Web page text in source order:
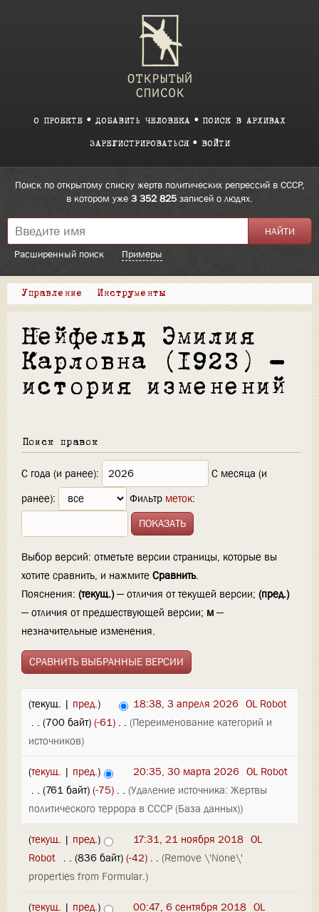
О ПРОЕКТЕ ДОБАВИТЬ ЧЕЛОВЕКА ПОИСК В АРХИВАХ
ЗАРЕГИСТРИРОВАТЬСЯ ВОЙТИ
Поиск по открытому списку жертв политических репрессий в СССР,
в котором уже 3 352 825 записей о людях.
Расширенный поиск Примеры
Управление Инструменты
Нейфельд Эмилия
Карловна (1923) —
история изменений
Поиск правок
С года (и ранее):
С месяца (и
ранее):
Фильтр меток:
Выбор версий: отметьте версии страницы, которые вы
хотите сравнить, и нажмите Сравнить.
Пояснения: (текущ.)— отличия от текущей версии; (пред.)
— отличия от предшествующей версии; м —
незначительные изменения.
(текущ. | пред.) 18:38, 3 апреля 2026 OL Robot
. . (700 байт) (-61) . . (Переименование категорий и
источников)
(текущ. | пред.) 20:35, 30 марта 2026 OL Robot
. . (761 байт) (-75) . . (Удаление источника: Жертвы
политического террора в СССР (База данных))
(текущ. | пред.) 17:31, 21 ноября 2018 OL
Robot . . (836 байт) (-42) . . (Remove \'None\'
properties from Formular.)
(текущ. | пред.) 00:47, 6 сентября 2018 OL